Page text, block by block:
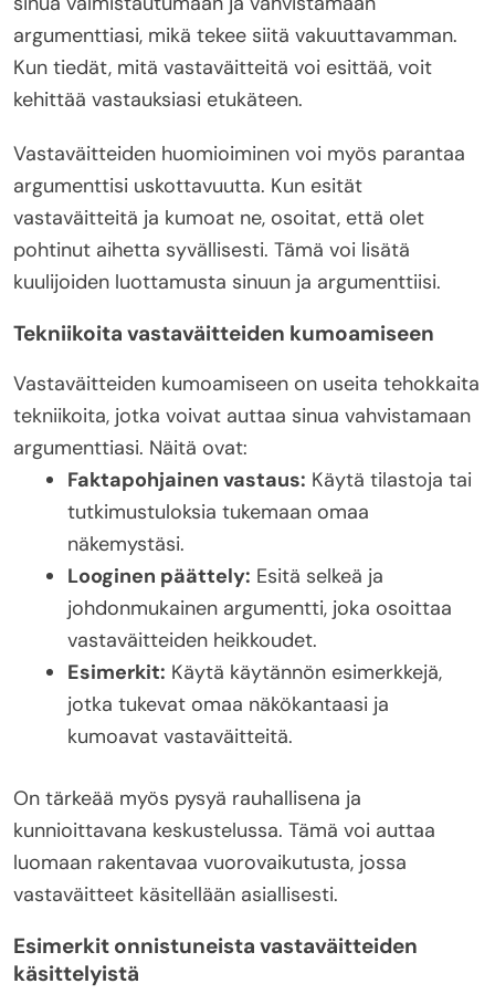
argumenttiasi, mikä tekee siitä vakuuttavamman.
Kun tiedät, mitä vastaväitteitä voi esittää, voit
kehittää vastauksiasi etukäteen.
Vastaväitteiden huomioiminen voi myös parantaa
argumenttisi uskottavuutta. Kun esität
vastaväitteitä ja kumoat ne, osoitat, että olet
pohtinut aihetta syvällisesti. Tämä voi lisätä
kuulijoiden luottamusta sinuun ja argumenttiisi.
Tekniikoita vastaväitteiden kumoamiseen
Vastaväitteiden kumoamiseen on useita tehokkaita
tekniikoita, jotka voivat auttaa sinua vahvistamaan
argumenttiasi. Näitä ovat:
Faktapohjainen vastaus: Käytä tilastoja tai
tutkimustuloksia tukemaan omaa
näkemystäsi.
Looginen päättely: Esitä selkeä ja
johdonmukainen argumentti, joka osoittaa
vastaväitteiden heikkoudet.
Esimerkit: Käytä käytännön esimerkkejä,
jotka tukevat omaa näkökantaasi ja
kumoavat vastaväitteitä.
On tärkeää myös pysyä rauhallisena ja
kunnioittavana keskustelussa. Tämä voi auttaa
luomaan rakentavaa vuorovaikutusta, jossa
vastaväitteet käsitellään asiallisesti.
Esimerkit onnistuneista vastaväitteiden
käsittelyistä